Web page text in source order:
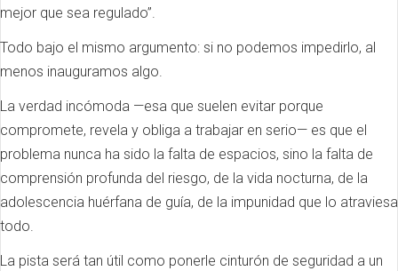
mejor que sea regulado”.
Todo bajo el mismo argumento: si no podemos impedirlo, al
menos inauguramos algo.
La verdad incómoda —esa que suelen evitar porque
compromete, revela y obliga a trabajar en serio— es que el
problema nunca ha sido la falta de espacios, sino la falta de
comprensión profunda del riesgo, de la vida nocturna, de la
adolescencia huérfana de guía, de la impunidad que lo atraviesa
todo.
La pista será tan útil como ponerle cinturón de seguridad a un